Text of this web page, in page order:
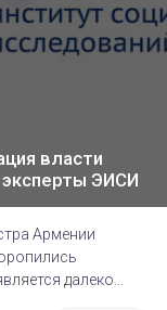
власти
ЭИСИ
Армении
далеко...